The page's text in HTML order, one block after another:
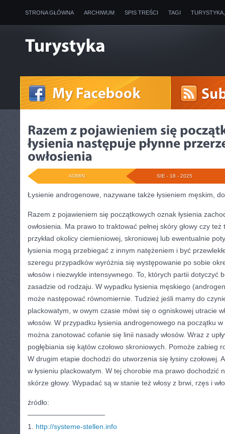
STRONA GŁÓWNA ARCHIWUM SPIS TREŚCI TAGI
SIE - 18 - 2025
ADMIN
Łysienie androgenowe, nazywane także łysieniem męskim,
Razem z pojawieniem się początkowych oznak łysienia
owłosienia. Ma prawo to traktować pełnej skóry głowy czy
przykład okolicy ciemieniowej, skroniowej lub ewentualnie
łysienia mogą przebiegać z innym natężeniem i być
szeregu przypadków wyróżnia się występowanie po sobie
włosów i niezwykle intensywnego. To, których partii dotyczyć
zasadzie od rodzaju. W wypadku łysienia męskiego
może następować równomiernie. Tudzież jeśli mamy do
plackowatym, w owym czasie mówi się o ogniskowej utracie
włosów. W przypadku łysienia androgenowego na początku
można zanotować cofanie się linii nasady włosów. Wraz z
pogłębiania się kątów czołowo skroniowych. Pomoże zabieg
W drugim etapie dochodzi do utworzenia się łysiny czołowej.
w łysieniu plackowatym. W tej chorobie ma prawo dochodzić
skórze głowy. Wypadać są w stanie też włosy z brwi, rzęs i
źródło:
———————————
1. http://systeme-stellen.info